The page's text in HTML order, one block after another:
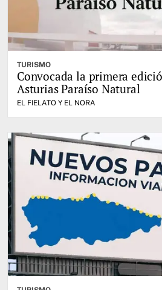
TURISMO
Convocada la primera
Asturias Paraíso Natural
EL FIELATO Y EL NORA